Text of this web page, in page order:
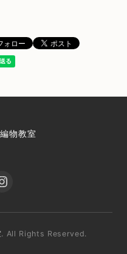
物教室
. All Rights Reserved.